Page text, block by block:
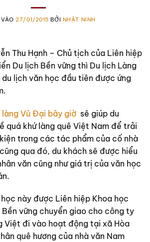
27/01/2015 BỞI NHẬT NINH
Thu Hạnh – Chủ tịch của Liên hiệp
Du lịch Bền vững thì Du lịch Làng
lịch văn học đầu tiên được ứng
làng Vũ Đại bây giờ sẽ giúp du
quá khứ làng quê Việt Nam để trải
trong các tác phẩm của cố nhà
qua đó, du khách sẽ được hiểu
văn cũng như giá trị của văn học
này được Liên hiệp Khoa học
vững chuyển giao cho công ty
Việt đi vào hoạt động tại xã Hòa
quê hương của nhà văn Nam